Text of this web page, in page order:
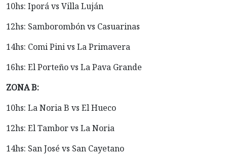
10hs: Iporá vs Villa Luján
12hs: Samborombón vs Casuarinas
14hs: Comi Pini vs La Primavera
16hs: El Porteño vs La Pava Grande
ZONA B:
10hs: La Noria B vs El Hueco
12hs: El Tambor vs La Noria
14hs: San José vs San Cayetano